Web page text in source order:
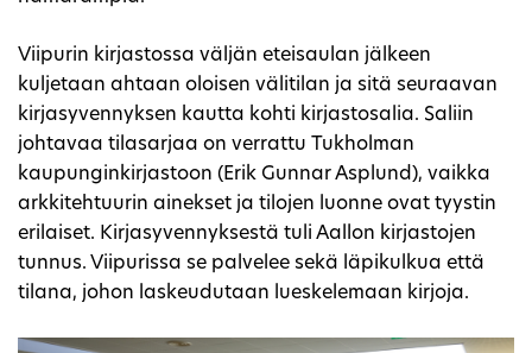
Viipurin kirjastossa väljän eteisaulan jälkeen
kuljetaan ahtaan oloisen välitilan ja sitä seuraavan
kirjasyvennyksen kautta kohti kirjastosalia. Saliin
johtavaa tilasarjaa on verrattu Tukholman
kaupunginkirjastoon (Erik Gunnar Asplund), vaikka
arkkitehtuurin ainekset ja tilojen luonne ovat tyystin
erilaiset. Kirjasyvennyksestä tuli Aallon kirjastojen
tunnus. Viipurissa se palvelee sekä läpikulkua että
tilana, johon laskeudutaan lueskelemaan kirjoja.